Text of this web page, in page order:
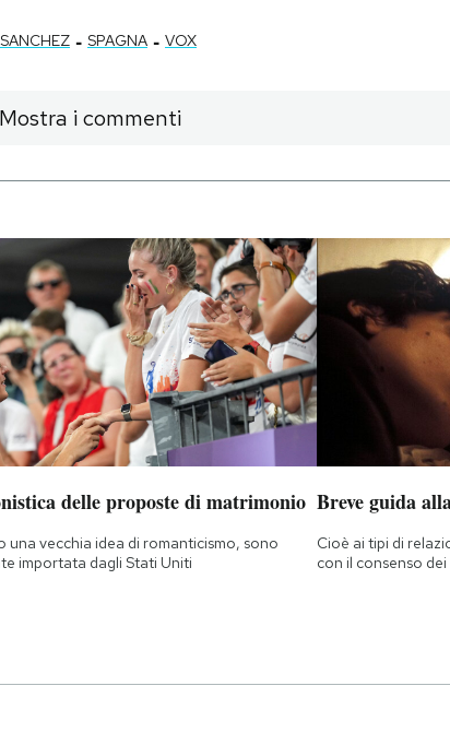
- SPAGNA - VOX
Mostra i commenti
delle proposte di matrimonio
una vecchia idea di romanticismo, sono
importata dagli Stati Uniti
Breve guida
Cioè ai tipi di
con il consenso